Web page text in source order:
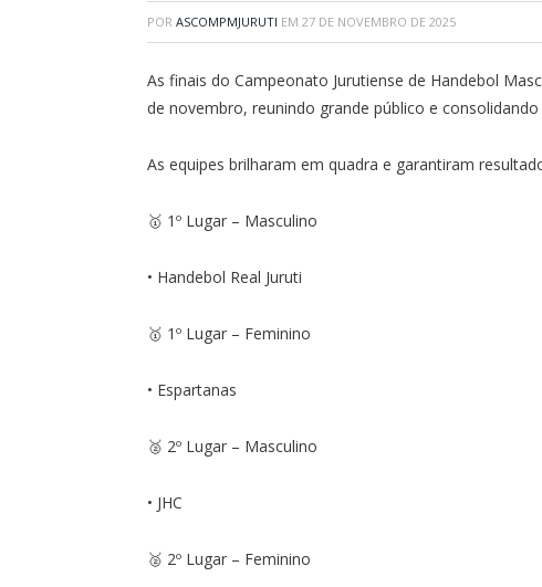
POR ASCOMPMJURUTI EM 27 DE NOVEMBRO DE 2025
As finais do Campeonato Jurutiense de Handebol
de novembro, reunindo grande público e
As equipes brilharam em quadra e garantiram
🥇 1º Lugar – Masculino
• Handebol Real Juruti
🥇 1º Lugar – Feminino
• Espartanas
🥈 2º Lugar – Masculino
• JHC
🥈 2º Lugar – Feminino